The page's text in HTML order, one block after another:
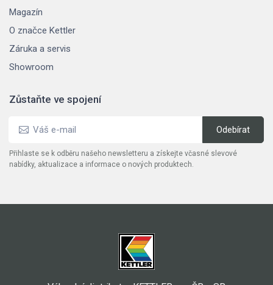
Magazín
O značce Kettler
Záruka a servis
Showroom
Zůstaňte ve spojení
Přihlaste se k odběru našeho newsletteru a získejte včasné slevové
nabídky, aktualizace a informace o nových produktech.